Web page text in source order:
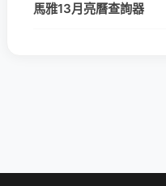
馬雅13月亮曆查詢器